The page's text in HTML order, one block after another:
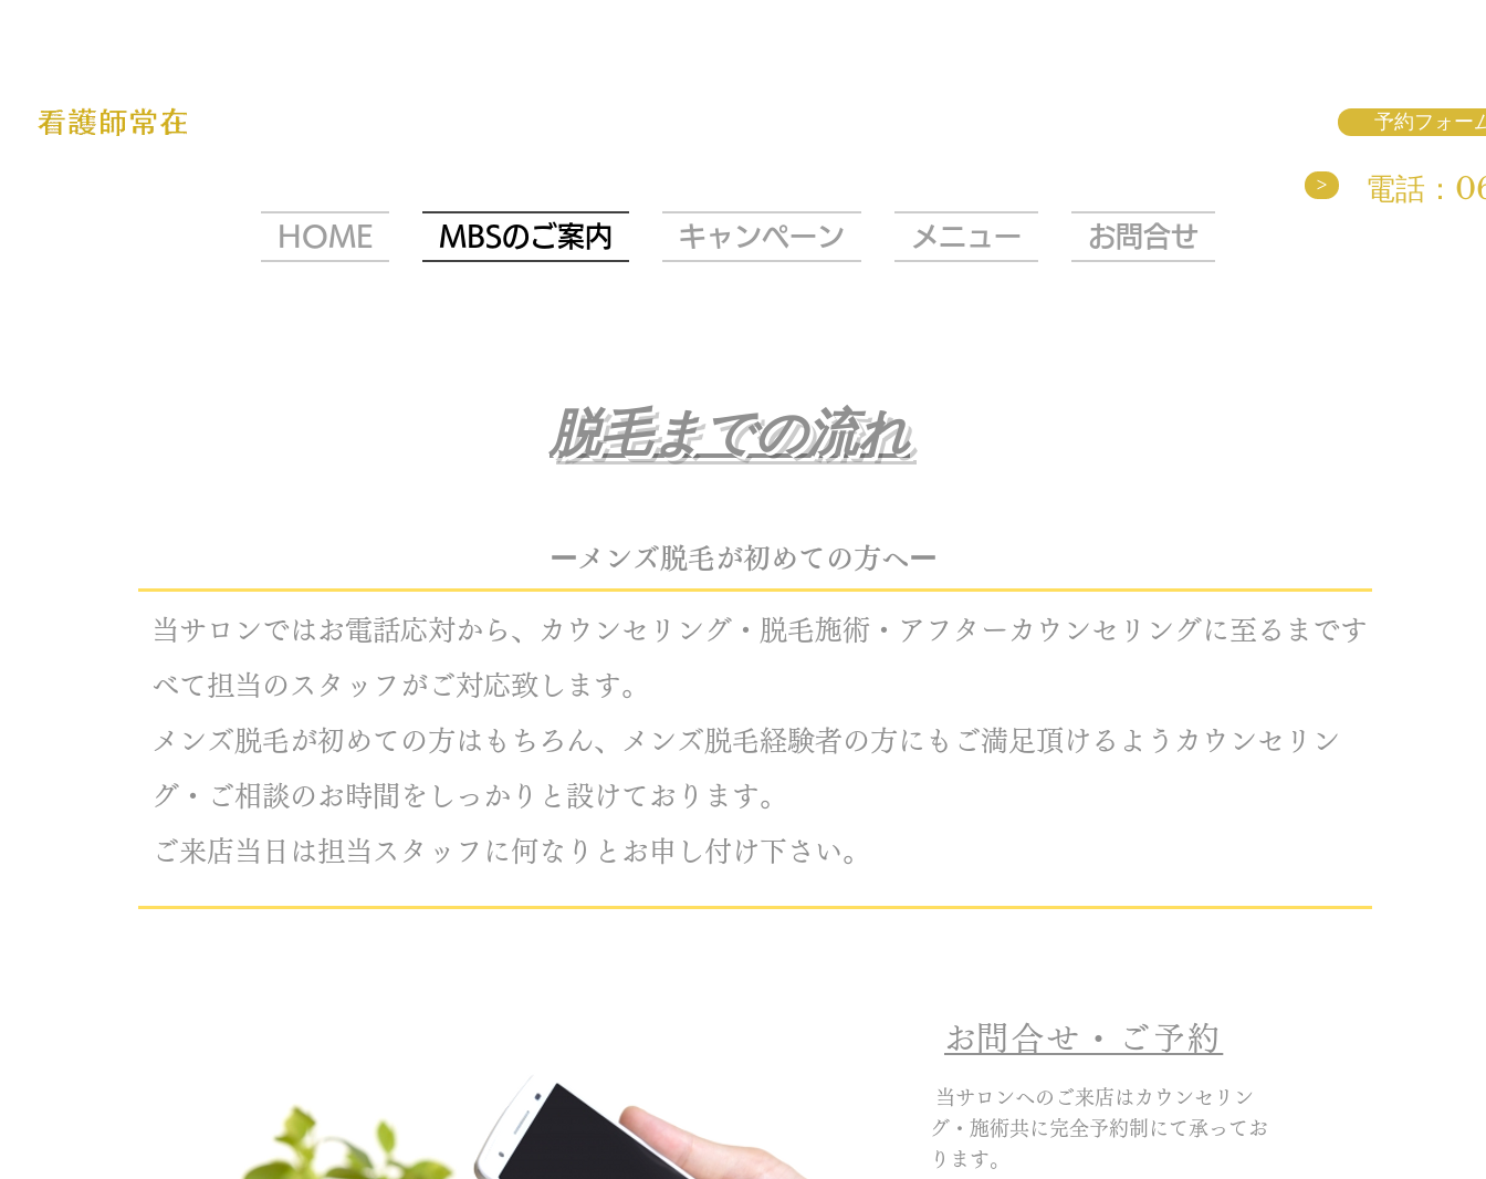
HOME MBSのご案内 キャンペーン メニュー お問合せ
> 電話：
予約フォー
​脱毛までの流れ
​ー メンズ脱毛が初めての方へー
当サロンではお電話応対から、カウンセリング・脱毛施術・アフターカウンセリングに至るまです
べて担当のスタッフがご対応致します。
メンズ脱毛が初めての方はもちろん、メンズ脱毛経験者の方にもご満足頂けるようカウンセリン
グ・ご相談のお時間をしっかりと設けております。
ご来店当日は担当スタッフに何なりとお申し付け下さい。
​お問合せ・ご予約
当サロンへのご来店はカウンセリン
グ・施術共に完全予約制にて承ってお
ります。